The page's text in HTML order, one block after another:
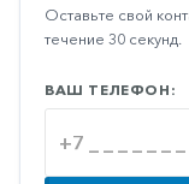
Оставьте свой
течение 30 секунд.
ВАШ ТЕЛЕФОН: